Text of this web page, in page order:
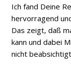
Ich fand Deine
hervorragend
Das zeigt, daß
kann und dabei
nicht